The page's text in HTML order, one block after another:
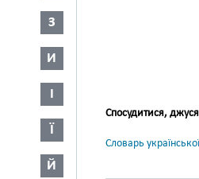
З
И
І
Ї
Й
Спосудитися,
Словарь